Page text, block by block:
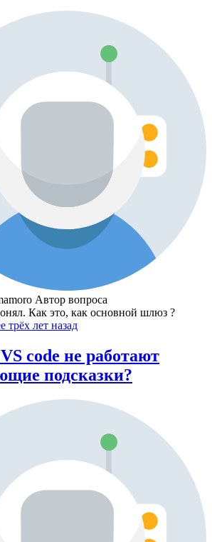
Автор вопроса
Как это, как основной шлюз ?
трёх лет назад
code не работают
подсказки?